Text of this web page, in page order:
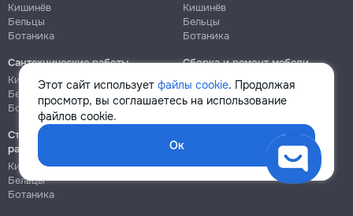
Этот сайт использует файлы cookie. Продолжая
просмотр, вы соглашаетесь на использование
файлов cookie.
Ок
Кишинёв
Бельцы
Ботаника
Кишинёв
Бельцы
Ботаника
Сантехнические работы
Кишинёв
Бельцы
Ботаника
Сборка и ремонт мебели
Кишинёв
Ботаника
Строительно-монтажные
работы
Кишинёв
Бельцы
Ботаника